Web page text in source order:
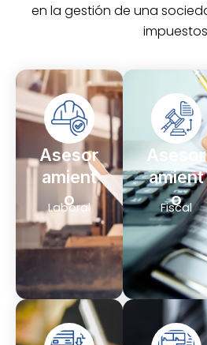
en la gestión de una
Asesor
amient
o
Laboral
Asesor
amient
o
Fiscal